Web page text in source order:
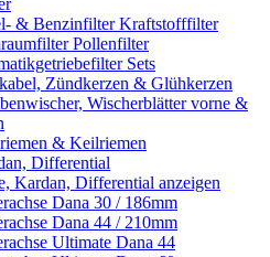
& Benzinfilter Kraftstofffilter
Pollenfilter
Sets
Zündkerzen & Glühkerzen
Wischerblätter vorne &
& Keilriemen
Differential
Kardan, Differential anzeigen
Dana 30 / 186mm
Dana 44 / 210mm
Ultimate Dana 44